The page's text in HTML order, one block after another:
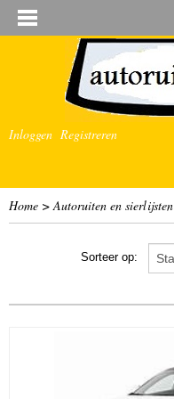
Inloggen Registreren
Home >Autoruiten en sierlijsten
Sorteer op: